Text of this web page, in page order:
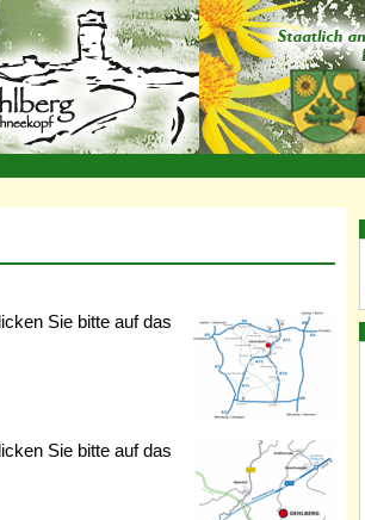
Sie bitte auf das
Sie bitte auf das